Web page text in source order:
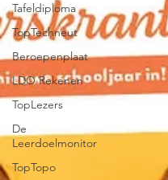
Tafeldiploma
TopTechneut
Beroepenplaat
LDO Rekenen
TopLezers
De
Leerdoelmonitor
TopTopo